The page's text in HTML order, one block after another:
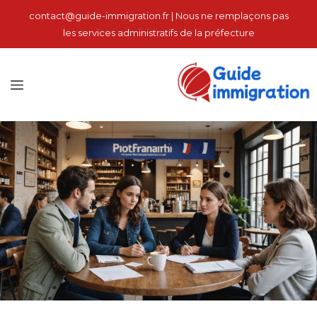
contact@guide-immigration.fr | Nous ne remplaçons pas
les services administratifs de la préfecture